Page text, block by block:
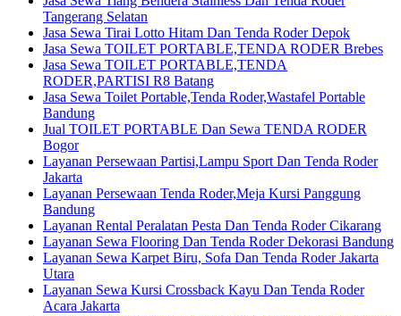
Tangerang Selatan
Jasa Sewa Tirai Lotto Hitam Dan Tenda Roder Depok
Jasa Sewa TOILET PORTABLE,TENDA RODER Brebes
Jasa Sewa TOILET PORTABLE,TENDA
RODER,PARTISI R8 Batang
Jasa Sewa Toilet Portable,Tenda Roder,Wastafel Portable
Bandung
Jual TOILET PORTABLE Dan Sewa TENDA RODER
Bogor
Layanan Persewaan Partisi,Lampu Sport Dan Tenda Roder
Jakarta
Layanan Persewaan Tenda Roder,Meja Kursi Panggung
Bandung
Layanan Rental Peralatan Pesta Dan Tenda Roder Cikarang
Layanan Sewa Flooring Dan Tenda Roder Dekorasi Bandung
Layanan Sewa Karpet Biru, Sofa Dan Tenda Roder Jakarta
Utara
Layanan Sewa Kursi Crossback Kayu Dan Tenda Roder
Acara Jakarta